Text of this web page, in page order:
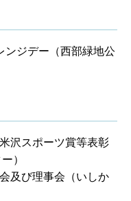
ンジデー（西部緑地公
沢スポーツ賞等表彰
）
及び理事会（いしか